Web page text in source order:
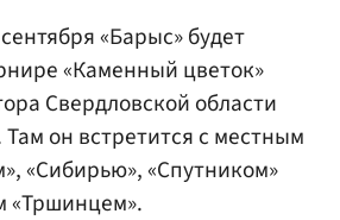
«Барыс» будет
«Каменный цветок»
Свердловской области
он встретится с местным
«Сибирью», «Спутником»
«Тршинцем».